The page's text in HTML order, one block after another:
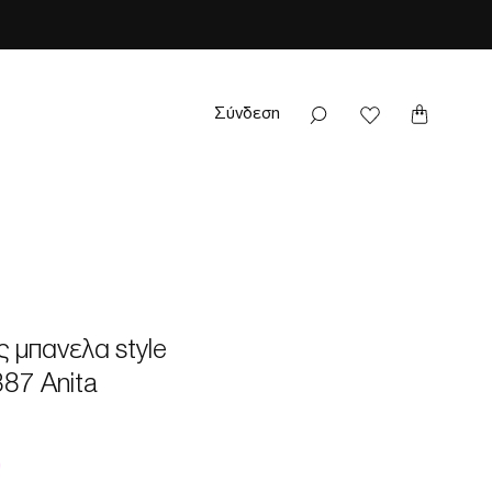
Σύνδεση
μπανελα style
Anita